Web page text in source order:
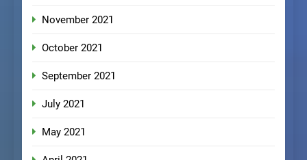
November 2021
October 2021
September 2021
July 2021
May 2021